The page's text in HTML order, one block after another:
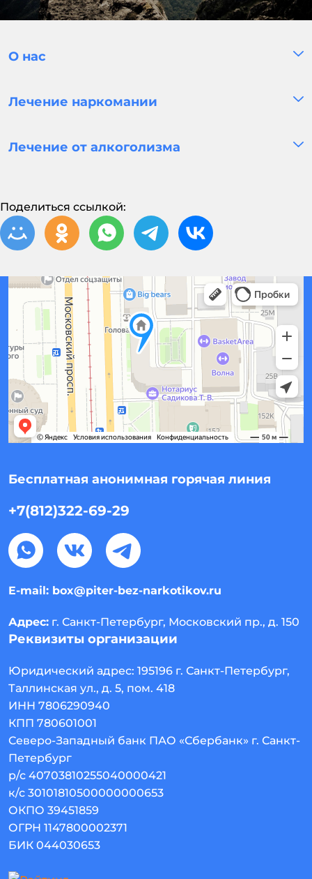
О нас
Лечение наркомании
Лечение от алкоголизма
Поделиться ссылкой:
Бесплатная анонимная горячая линия
+7(812)322-69-29
E-mail: box@piter-bez-narkotikov.ru
Адрес: г. Санкт-Петербург, Московский пр., д. 150
Реквизиты организации
Юридический адрес: 195196 г. Санкт-Петербург,
Таллинская ул., д. 5, пом. 418
ИНН 7806290940
КПП 780601001
Северо-Западный банк ПАО «Сбербанк» г. Санкт-
Петербург
р/с 40703810255040000421
к/с 30101810500000000653
ОКПО 39451859
ОГРН 1147800002371
БИК 044030653